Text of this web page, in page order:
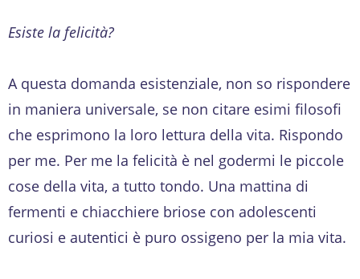
Esiste la felicità?
A questa domanda esistenziale, non so rispondere
in maniera universale, se non citare esimi filosofi
che esprimono la loro lettura della vita. Rispondo
per me. Per me la felicità è nel godermi le piccole
cose della vita, a tutto tondo. Una mattina di
fermenti e chiacchiere briose con adolescenti
curiosi e autentici è puro ossigeno per la mia vita.